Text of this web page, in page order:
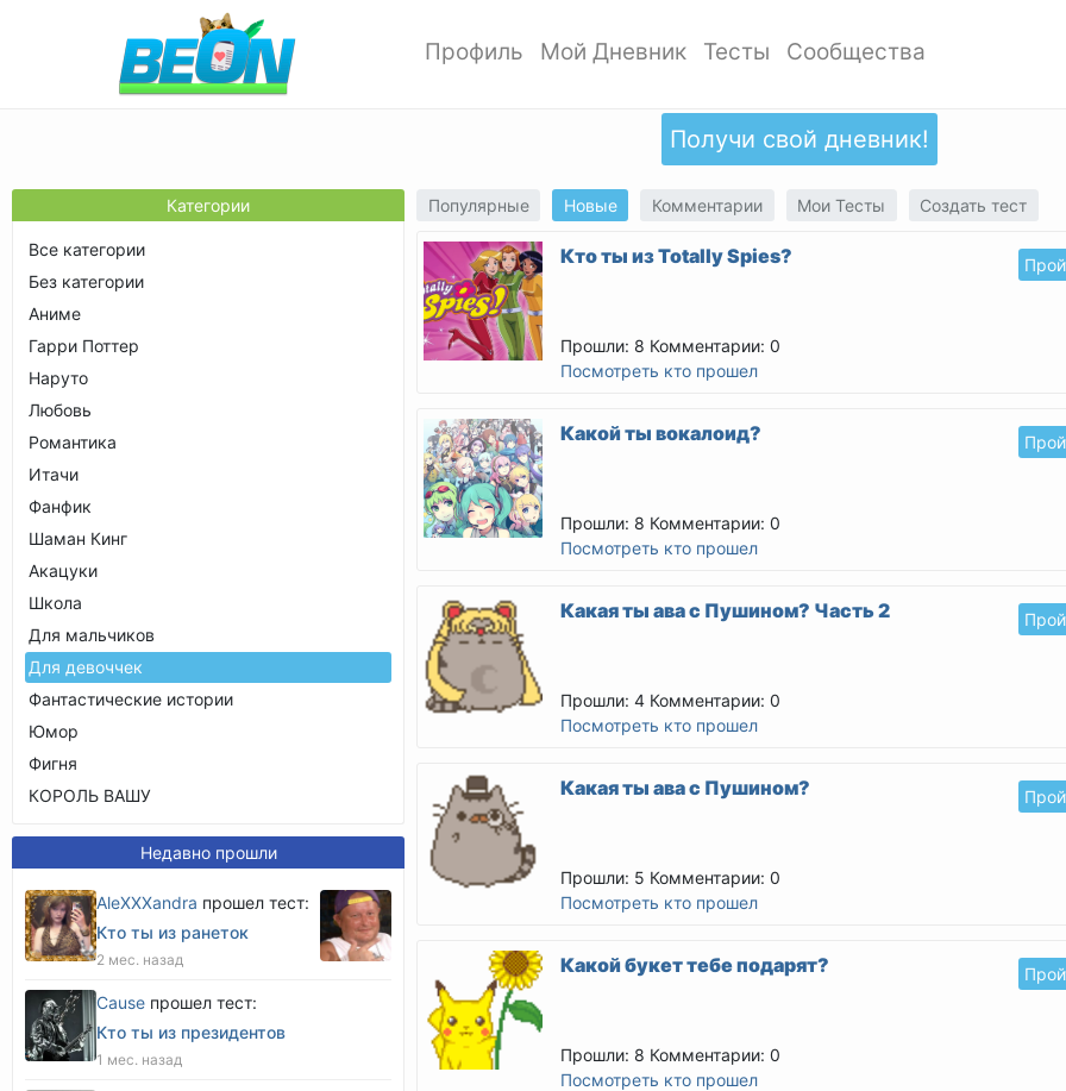
Профиль
Настройки аккаунта
Позитивки
Поиск
Друзья
Мой Дневник
Добавить запись
Дизайн дневника
Обзор записей
Тесты
Добавить тест
Популярные тесты
Новые тесты
Сообщества
Создать сообщество
Обзор сообществ
Получи свой дневник!
Популярные Новые Комментарии Мои Тесты Создать тест
Кто ты из Totally Spies?
Прошли: 8 Комментарии: 0
Посмотреть кто прошел
Какой ты вокалоид?
Прошли: 8 Комментарии: 0
Посмотреть кто прошел
Какая ты ава с Пушином? Часть 2
Прошли: 4 Комментарии: 0
Посмотреть кто прошел
Какая ты ава с Пушином?
Прошли: 5 Комментарии: 0
Посмотреть кто прошел
Какой букет тебе подарят?
Прошли: 8 Комментарии: 0
Посмотреть кто прошел
Категории
Все категории
Без категории
Аниме
Гарри Поттер
Наруто
Любовь
Романтика
Итачи
Фанфик
Шаман Кинг
Акацуки
Школа
Для мальчиков
Для девоччек
Фантастические истории
Юмор
Фигня
КОРОЛЬ ВАШУ
Недавно прошли
AleXXXandra прошел тест:
Кто ты из ранеток
2 мес. назад
Cause прошел тест:
Кто ты из президентов
1 мес. назад